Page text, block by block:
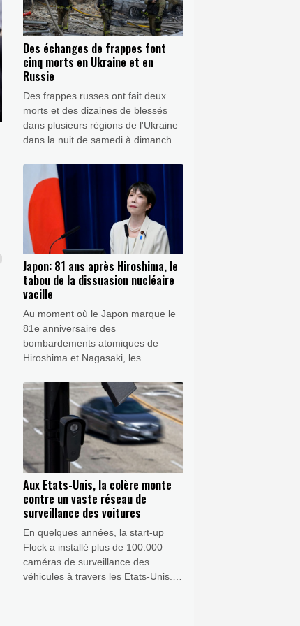
Des échanges de frappes font
cinq morts en Ukraine et en
Russie
Des frappes russes ont fait deux
morts et des dizaines de blessés
dans plusieurs régions de l'Ukraine
dans la nuit de samedi à dimanche,
ukrainienne a tué trois personnes
dans la région russe de Belgorod.
Japon: 81 ans après Hiroshima, le
tabou de la dissuasion nucléaire
vacille
Au moment où le Japon marque le
81e anniversaire des
bombardements atomiques de
Hiroshima et Nagasaki, les
relancer le débat sur la dissuasion
nucléaire, le ministre de la Défense
appelant à des discussions "sans
tabou".
Aux Etats-Unis, la colère monte
contre un vaste réseau de
surveillance des voitures
En quelques années, la start-up
Flock a installé plus de 100.000
caméras de surveillance des
véhicules à travers les Etats-Unis.